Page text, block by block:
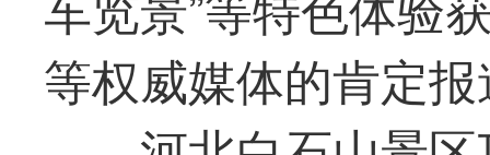
等权威媒体的肯定